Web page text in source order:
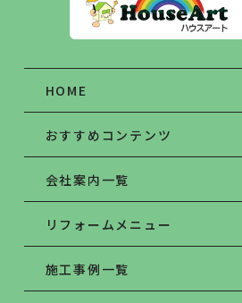
HOME
おすすめコンテンツ
会社案内一覧
リフォームメニュー
施工事例一覧